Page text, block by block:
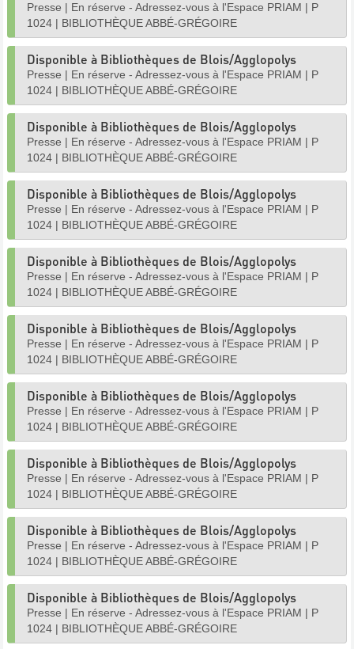
Presse | En réserve - Adressez-vous à l'Espace PRIAM | P
1024 | BIBLIOTHÈQUE ABBÉ-GRÉGOIRE
Disponible à Bibliothèques de Blois/Agglopolys
Presse | En réserve - Adressez-vous à l'Espace PRIAM | P
1024 | BIBLIOTHÈQUE ABBÉ-GRÉGOIRE
Disponible à Bibliothèques de Blois/Agglopolys
Presse | En réserve - Adressez-vous à l'Espace PRIAM | P
1024 | BIBLIOTHÈQUE ABBÉ-GRÉGOIRE
Disponible à Bibliothèques de Blois/Agglopolys
Presse | En réserve - Adressez-vous à l'Espace PRIAM | P
1024 | BIBLIOTHÈQUE ABBÉ-GRÉGOIRE
Disponible à Bibliothèques de Blois/Agglopolys
Presse | En réserve - Adressez-vous à l'Espace PRIAM | P
1024 | BIBLIOTHÈQUE ABBÉ-GRÉGOIRE
Disponible à Bibliothèques de Blois/Agglopolys
Presse | En réserve - Adressez-vous à l'Espace PRIAM | P
1024 | BIBLIOTHÈQUE ABBÉ-GRÉGOIRE
Disponible à Bibliothèques de Blois/Agglopolys
Presse | En réserve - Adressez-vous à l'Espace PRIAM | P
1024 | BIBLIOTHÈQUE ABBÉ-GRÉGOIRE
Disponible à Bibliothèques de Blois/Agglopolys
Presse | En réserve - Adressez-vous à l'Espace PRIAM | P
1024 | BIBLIOTHÈQUE ABBÉ-GRÉGOIRE
Disponible à Bibliothèques de Blois/Agglopolys
Presse | En réserve - Adressez-vous à l'Espace PRIAM | P
1024 | BIBLIOTHÈQUE ABBÉ-GRÉGOIRE
Disponible à Bibliothèques de Blois/Agglopolys
Presse | En réserve - Adressez-vous à l'Espace PRIAM | P
1024 | BIBLIOTHÈQUE ABBÉ-GRÉGOIRE